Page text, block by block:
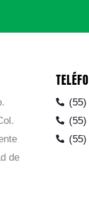
de
(55)
(55)
(55)